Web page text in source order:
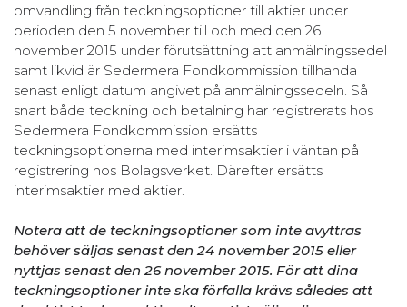
omvandling från teckningsoptioner till aktier under
perioden den 5 november till och med den 26
november 2015 under förutsättning att anmälningssedel
samt likvid är Sedermera Fondkommission tillhanda
senast enligt datum angivet på anmälningssedeln. Så
snart både teckning och betalning har registrerats hos
Sedermera Fondkommission ersätts
teckningsoptionerna med interimsaktier i väntan på
registrering hos Bolagsverket. Därefter ersätts
interimsaktier med aktier.
Notera att de teckningsoptioner som inte avyttras
behöver säljas senast den 24 november 2015 eller
nyttjas senast den 26 november 2015. För att dina
teckningsoptioner inte ska förfalla krävs således att